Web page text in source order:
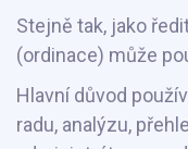
Stejně tak, jako
(ordinace) může
Hlavní důvod
radu, analýzu,